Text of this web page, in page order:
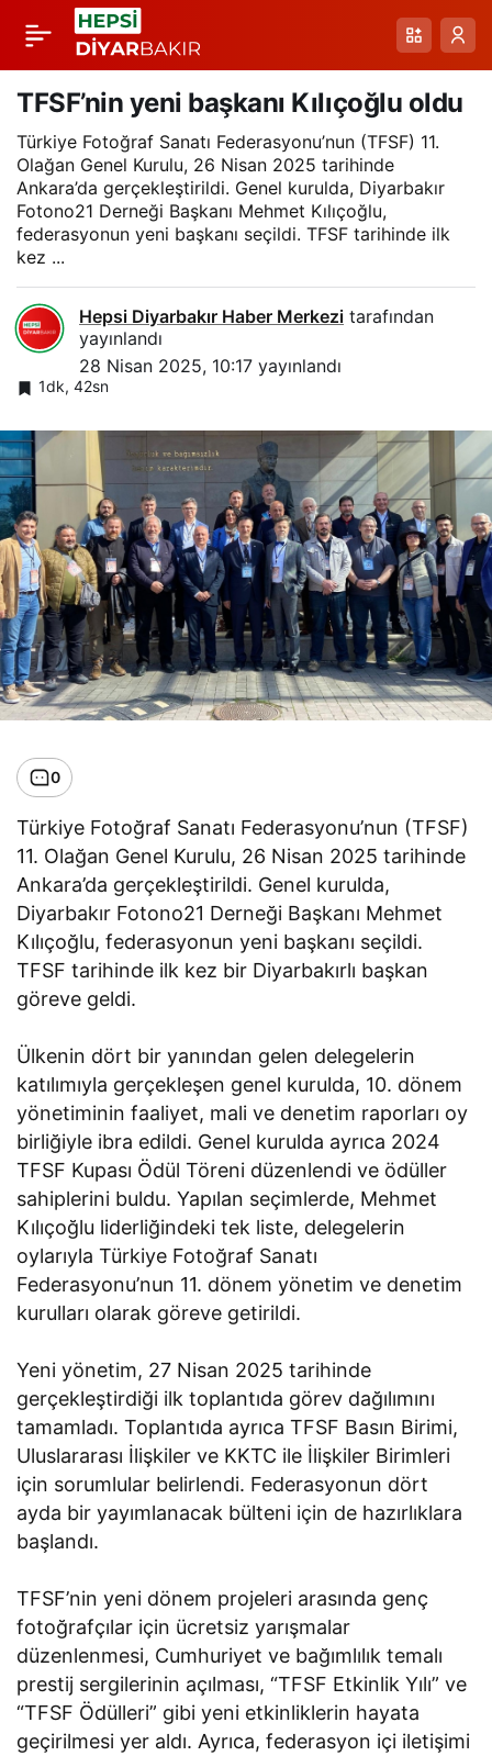
TFSF’nin yeni başkanı Kılıçoğlu oldu
Türkiye Fotoğraf Sanatı Federasyonu’nun (TFSF) 11.
Olağan Genel Kurulu, 26 Nisan 2025 tarihinde
Ankara’da gerçekleştirildi. Genel kurulda, Diyarbakır
Fotono21 Derneği Başkanı Mehmet Kılıçoğlu,
federasyonun yeni başkanı seçildi. TFSF tarihinde ilk
kez ...
Hepsi Diyarbakır Haber Merkezi tarafından
yayınlandı
28 Nisan 2025, 10:17 yayınlandı
1dk, 42sn
0
Türkiye Fotoğraf Sanatı Federasyonu’nun (TFSF)
11. Olağan Genel Kurulu, 26 Nisan 2025 tarihinde
Ankara’da gerçekleştirildi. Genel kurulda,
Diyarbakır Fotono21 Derneği Başkanı Mehmet
Kılıçoğlu, federasyonun yeni başkanı seçildi.
TFSF tarihinde ilk kez bir Diyarbakırlı başkan
göreve geldi.
Ülkenin dört bir yanından gelen delegelerin
katılımıyla gerçekleşen genel kurulda, 10. dönem
yönetiminin faaliyet, mali ve denetim raporları oy
birliğiyle ibra edildi. Genel kurulda ayrıca 2024
TFSF Kupası Ödül Töreni düzenlendi ve ödüller
sahiplerini buldu. Yapılan seçimlerde, Mehmet
Kılıçoğlu liderliğindeki tek liste, delegelerin
oylarıyla Türkiye Fotoğraf Sanatı
Federasyonu’nun 11. dönem yönetim ve denetim
kurulları olarak göreve getirildi.
Yeni yönetim, 27 Nisan 2025 tarihinde
gerçekleştirdiği ilk toplantıda görev dağılımını
tamamladı. Toplantıda ayrıca TFSF Basın Birimi,
Uluslararası İlişkiler ve KKTC ile İlişkiler Birimleri
için sorumlular belirlendi. Federasyonun dört
ayda bir yayımlanacak bülteni için de hazırlıklara
başlandı.
TFSF’nin yeni dönem projeleri arasında genç
fotoğrafçılar için ücretsiz yarışmalar
düzenlenmesi, Cumhuriyet ve bağımlılık temalı
prestij sergilerinin açılması, “TFSF Etkinlik Yılı” ve
“TFSF Ödülleri” gibi yeni etkinliklerin hayata
geçirilmesi yer aldı. Ayrıca, federasyon içi iletişimi
Bismil’de tefeciye
suçüstü
Paylaş